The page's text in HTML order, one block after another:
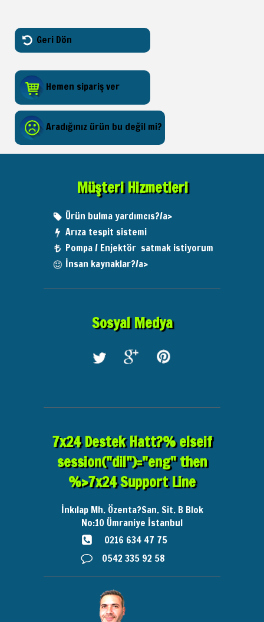
Geri Dön
Hemen sipariş ver
Aradığınız ürün bu değil mi?
Müşteri Hizmetleri
Ürün bulma yardımcıs?/a>
Arıza tespit sistemi
Pompa / Enjektör satmak istiyorum
İnsan kaynaklar?/a>
Sosyal Medya
7x24 Destek Hatt?% elseif
session("dil")="eng" then
%>7x24 Support Line
İnkılap Mh. Özenta?San. Sit. B Blok
No:10 Ümraniye İstanbul
0216 634 47 75
0542 335 92 58